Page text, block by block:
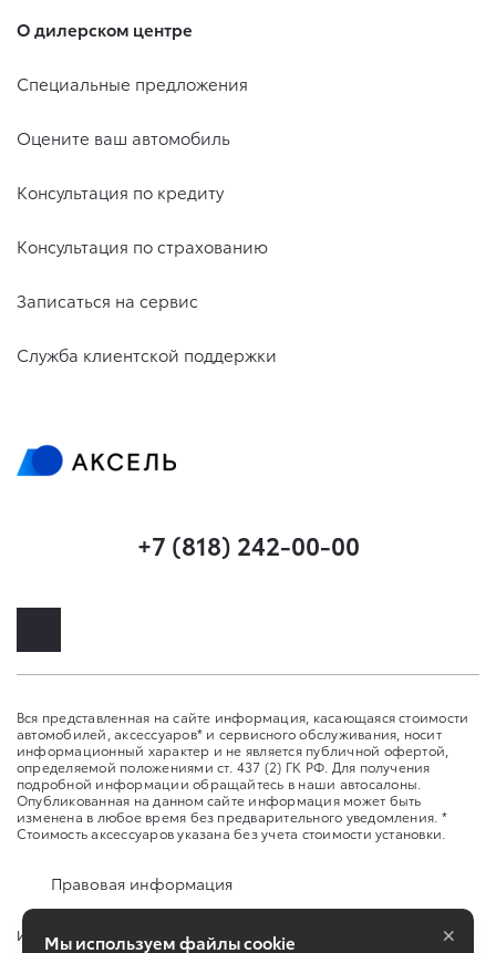
О дилерском центре
Специальные предложения
Оцените ваш автомобиль
Консультация по кредиту
Консультация по страхованию
Записаться на сервис
Служба клиентской поддержки
+7 (818) 242-00-00
Вся представленная на сайте информация, касающаяся стоимости
автомобилей, аксессуаров* и сервисного обслуживания, носит
информационный характер и не является публичной офертой,
определяемой положениями ст. 437 (2) ГК РФ. Для получения
подробной информации обращайтесь в наши автосалоны.
Опубликованная на данном сайте информация может быть
изменена в любое время без предварительного уведомления. *
Стоимость аксессуаров указана без учета стоимости установки.
Правовая информация
Изменить настройку cookies
Мы используем файлы cookie ×